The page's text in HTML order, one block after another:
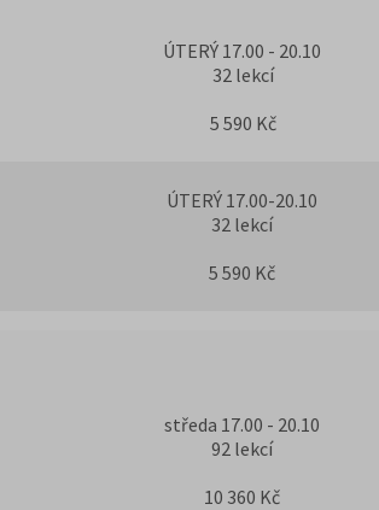
ÚTERÝ 17.00 - 20.10
32 lekcí
5 590 Kč
ÚTERÝ 17.00-20.10
32 lekcí
5 590 Kč
středa 17.00 - 20.10
92 lekcí
10 360 Kč